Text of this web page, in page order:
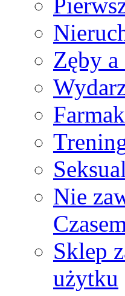
Zęby
Nie
Czasem
Sklep
użytku